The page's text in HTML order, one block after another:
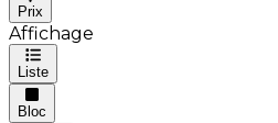
Prix
Affichage
Liste
Bloc